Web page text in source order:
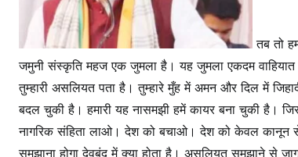
तब तो
जमुनी संस्कृति महज एक जुमला है। यह जुमला एकदम वाहियात
तुम्हारी असलियत पता है। तुम्हारे मुँह में अमन और दिल में
बदल चुकी है। हमारी यह नासमझी हमें कायर बना चुकी है।
नागरिक संहिता लाओ। देश को बचाओ। देश को केवल कानून से
समझाना होगा देवबंद में क्या होता है। असलियत समझाने से